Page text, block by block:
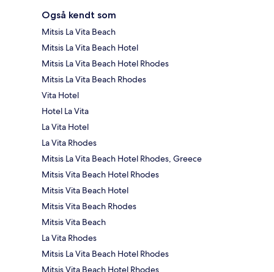
Også kendt som
Mitsis La Vita Beach
Mitsis La Vita Beach Hotel
Mitsis La Vita Beach Hotel Rhodes
Mitsis La Vita Beach Rhodes
Vita Hotel
Hotel La Vita
La Vita Hotel
La Vita Rhodes
Mitsis La Vita Beach Hotel Rhodes, Greece
Mitsis Vita Beach Hotel Rhodes
Mitsis Vita Beach Hotel
Mitsis Vita Beach Rhodes
Mitsis Vita Beach
La Vita Rhodes
Mitsis La Vita Beach Hotel Rhodes
Mitsis Vita Beach Hotel Rhodes